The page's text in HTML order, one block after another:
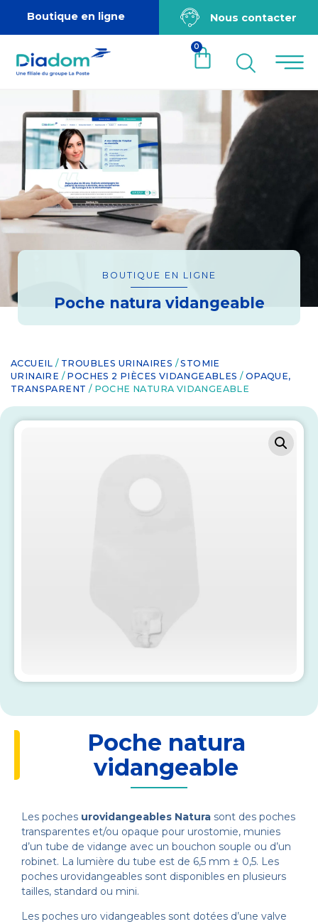
Boutique en ligne Nous contacter
0
BOUTIQUE EN LIGNE
Poche natura vidangeable
ACCUEIL / TROUBLES URINAIRES /STOMIE
URINAIRE / POCHES 2 PIÈCES VIDANGEABLES / OPAQUE,
TRANSPARENT / POCHE NATURA VIDANGEABLE
Poche natura
vidangeable
Les poches urovidangeables Natura sont des poches
transparentes et/ou opaque pour urostomie, munies
d’un tube de vidange avec un bouchon souple ou d’un
robinet. La lumière du tube est de 6,5 mm ± 0,5. Les
poches urovidangeables sont disponibles en plusieurs
tailles, standard ou mini.
Les poches uro vidangeables sont dotées d’une valve